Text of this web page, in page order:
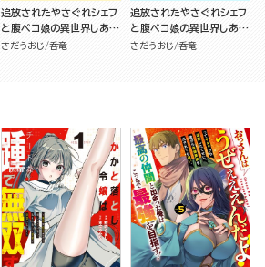
追放されたやさぐれシェフ
と腹ペコ娘の異世界しあわ
せご飯（1）
さだうおじ 呑竜
追放されたやさぐれシェフ
と腹ペコ娘の異世界しあわ
せご飯 コミック版 （分冊
さだうおじ 呑竜